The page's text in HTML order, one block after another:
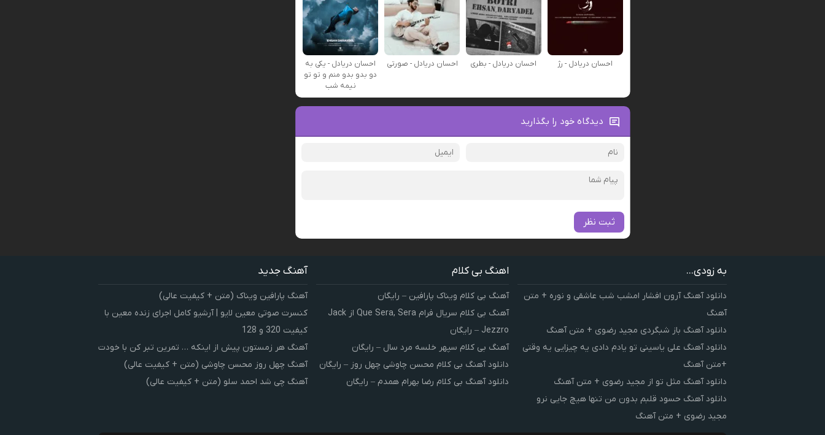
احسان دریادل - رژ احسان دریادل - بطری احسان دریادل - صورتی
احسان دریادل - یکی به
دو بدو بدو منم و تو تو
نیمه شب
دیدگاه خود را بگذارید
ثبت نظر
به زودی...
دانلود آهنگ آرون افشار امشب شب عاشقی و نوره + متن
آهنگ
دانلود آهنگ باز شبگردی مجید رضوی + متن آهنگ
دانلود آهنگ علی یاسینی تو یادم دادی یه چیزایی یه وقتی
+متن آهنگ
دانلود آهنگ مثل تو از مجید رضوی + متن آهنگ
دانلود آهنگ حسود قلبم بدون من تنها هیچ جایی نرو
مجید رضوی + متن آهنگ
اهنگ بی کلام
آهنگ بی کلام ویناک پارافین – رایگان
آهنگ بی کلام سریال فرام Que Sera, Sera از Jack
Jezzro – رایگان
آهنگ بی کلام سپهر خلسه مرد سال – رایگان
دانلود آهنگ بی کلام محسن چاوشی چهل روز – رایگان
دانلود آهنگ بی کلام رضا بهرام همدم – رایگان
آهنگ جدید
آهنگ پارافین ویناک (متن + کیفیت عالی)
کنسرت صوتی معین لایو | آرشیو کامل اجرای زنده معین با
کیفیت 320 و 128
آهنگ هر زمستون پیش از اینکه … تمرین تبر کن با خودت
آهنگ چهل روز محسن چاوشی (متن + کیفیت عالی)
آهنگ چی شد احمد سلو (متن + کیفیت عالی)